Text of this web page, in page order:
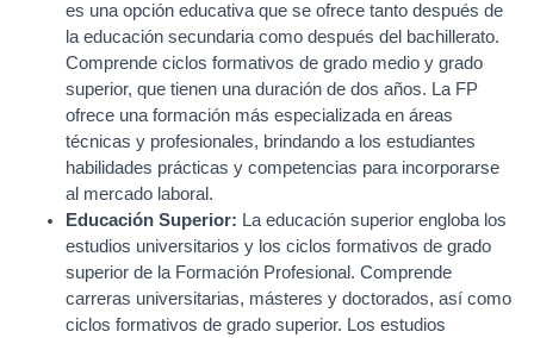
es una opción educativa que se ofrece tanto después de
la educación secundaria como después del bachillerato.
Comprende ciclos formativos de grado medio y grado
superior, que tienen una duración de dos años. La FP
ofrece una formación más especializada en áreas
técnicas y profesionales, brindando a los estudiantes
habilidades prácticas y competencias para incorporarse
al mercado laboral.
Educación Superior: La educación superior engloba los
estudios universitarios y los ciclos formativos de grado
superior de la Formación Profesional. Comprende
carreras universitarias, másteres y doctorados, así como
ciclos formativos de grado superior. Los estudios